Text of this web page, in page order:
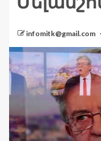
infomitk@gmail.com